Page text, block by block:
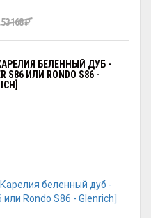
53 168₽
БЕЛЕННЫЙ ДУБ -
S86 ИЛИ RONDO S86 -